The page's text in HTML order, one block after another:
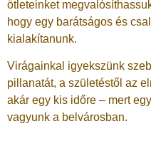
ötleteinket
hogy egy barátságos és
kialakítanunk.
Virágainkal igyekszünk
pillanatát, a születéstől az
akár egy kis időre – mert
vagyunk a belvárosban.